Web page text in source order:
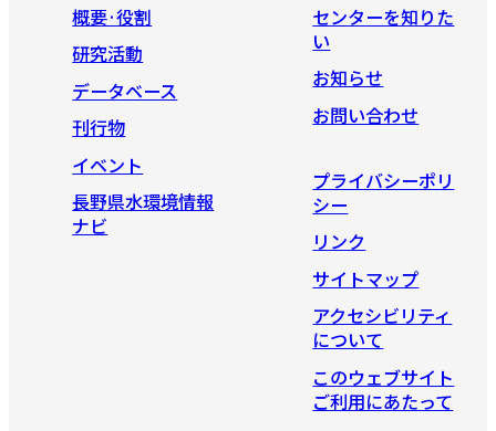
概要·役割
研究活動
データベース
刊行物
イベント
長野県水環境情報
ナビ
センターを知りた
い
お知らせ
お問い合わせ
プライバシーポリ
シー
リンク
サイトマップ
アクセシビリティ
について
このウェブサイト
ご利用にあたって